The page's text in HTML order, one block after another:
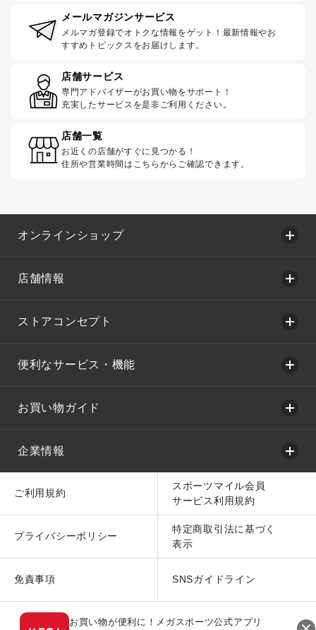
メールマガジンサービス
メルマガ登録でオトクな情報をゲット！最新情報やお
すすめトピックスをお届けします。
店舗サービス
専門アドバイザーがお買い物をサポート！
充実したサービスを是非ご利用ください。
店舗一覧
お近くの店舗がすぐに見つかる！
住所や営業時間はこちらからご確認できます。
オンラインショップ
店舗情報
ストアコンセプト
便利なサービス・機能
お買い物ガイド
企業情報
ご利用規約
スポーツマイル会員
サービス利用規約
プライバシーポリシー
特定商取引法に基づく
表示
免責事項 SNSガイドライン
お買い物が便利に！メガスポーツ公式アプリ